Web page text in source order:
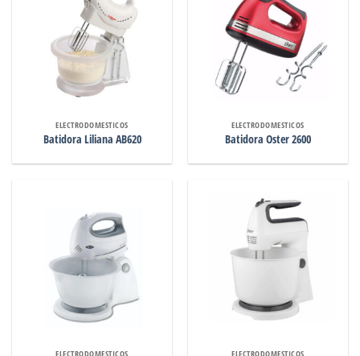
ELECTRODOMESTICOS
Batidora Liliana AB620
ELECTRODOMESTICOS
Batidora Oster 2600
ELECTRODOMESTICOS ELECTRODOMESTICOS